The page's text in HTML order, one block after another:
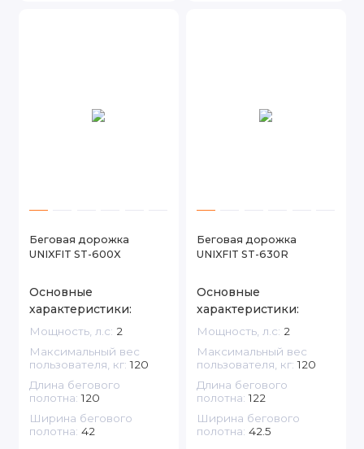
Беговая дорожка
UNIXFIT ST-600X
Основные
характеристики:
Мощность, л.с: 2
Максимальный вес
пользователя, кг: 120
Длина бегового
полотна: 120
Ширина бегового
полотна: 42
Беговая дорожка
UNIXFIT ST-630R
Основные
характеристики:
Мощность, л.с: 2
Максимальный вес
пользователя, кг: 120
Длина бегового
полотна: 122
Ширина бегового
полотна: 42.5